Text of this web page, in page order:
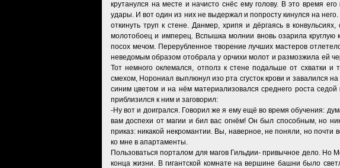
крутанулся на месте и начисто снёс ему голову. В это время
удары. И вот один из них не выдержал и попросту кинулся на
откинуть труп к стене. Данмер, хрипя и дёргаясь в
молотобоец и имперец. Вспышка молнии вновь озарила
посох мечом. Перерубленное творение лучших мастеров
неведомым образом отобрала у орчихи молот и размозжила ей
Тот немного оклемался, отполз к стене подальше от схватки
смехом, Норониал выплюнул изо рта сгусток крови и завалился
синим цветом и на нём материализовался среднего роста
приблизился к ним и заговорил:
-Ну вот и доигрался. Говорил же я ему ещё во время обучения:
вам доспехи от магии и бил вас огнём! Он был способным, но
приказ: никакой некромантии. Вы, наверное, не поняли, но
ко мне в апартаменты.
Пользоваться порталом для магов Гильдии- привычное дело.
конца жизни. В гигантской комнате на вершине башни было